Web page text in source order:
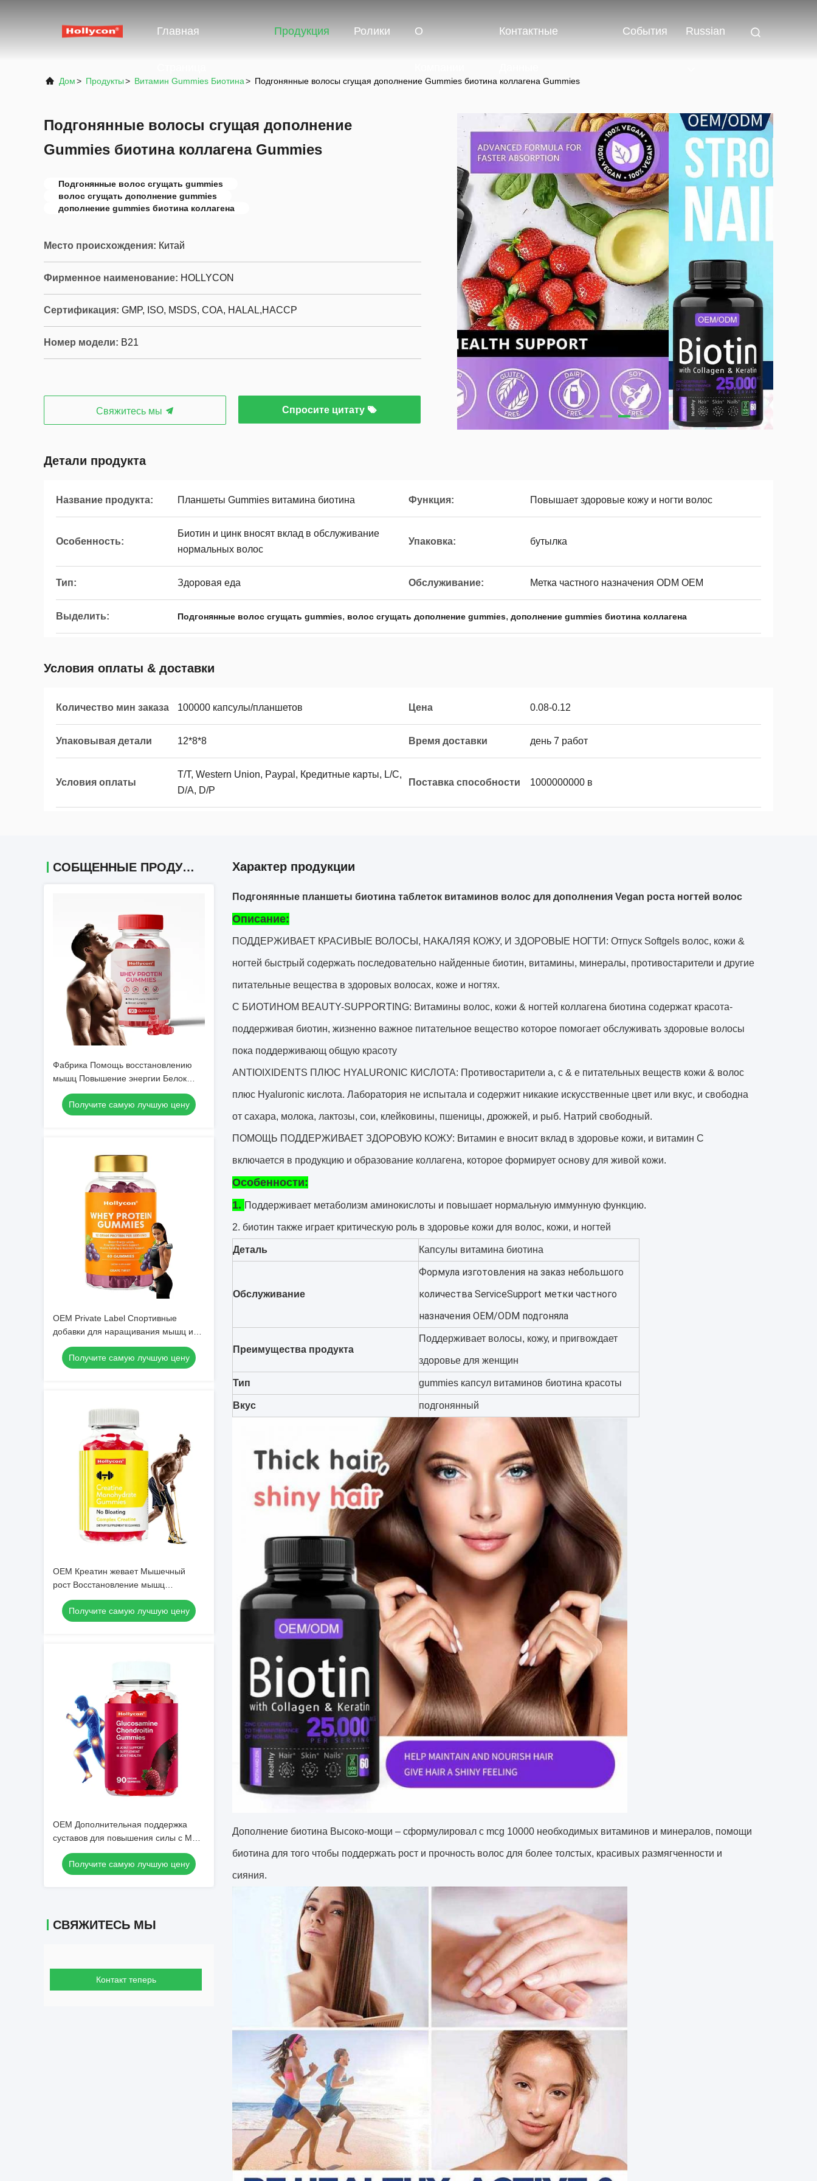
Главная Продукция Ролики О Контактные События Russian
Дом> Продукты> Витамин Gummies Биотина> Подгонянные волосы сгущая дополнение Gummies биотина коллагена Gummies
Подгонянные волосы сгущая дополнение
Gummies биотина коллагена Gummies
Подгонянные волос сгущать gummies
волос сгущать дополнение gummies
дополнение gummies биотина коллагена
Место происхождения: Китай
Фирменное наименование: HOLLYCON
Сертификация: GMP, ISO, MSDS, COA, HALAL,HACCP
Номер модели: B21
Свяжитесь мы Спросите цитату
Детали продукта
Название продукта: Планшеты Gummies витамина биотина Функция: Повышает здоровые кожу и ногти волос
Особенность:
Биотин и цинк вносят вклад в обслуживание
нормальных волос
Упаковка: бутылка
Тип: Здоровая еда Обслуживание: Метка частного назначения ODM OEM
Выделить: Подгонянные волос сгущать gummies, волос сгущать дополнение gummies, дополнение gummies биотина коллагена
Условия оплаты & доставки
Количество мин заказа 100000 капсулы/планшетов Цена 0.08-0.12
Упаковывая детали 12*8*8 Время доставки день 7 работ
Условия оплаты
T/T, Western Union, Paypal, Кредитные карты, L/C,
D/A, D/P
Поставка способности 1000000000 в
СОБЩЕННЫЕ ПРОДУКТЫ
Фабрика Помощь восстановлению
мышц Повышение энергии Белок
сывороточного порошка
Сывороточный белок Добавка после
тренировки Добавка Сывороточный
Получите самую лучшую цену
OEM Private Label Спортивные
добавки для наращивания мышц и
восстановления метаболизма и
энергии
Получите самую лучшую цену
OEM Креатин жевает Мышечный
рост Восстановление мышц
Восстановление тренировки
Анаэробная выносливость Без
вздутия
Получите самую лучшую цену
OEM Дополнительная поддержка
суставов для повышения силы с MSM
& Elderberry Гибкость Глюкозамин
Хондроитин Gummies
Получите самую лучшую цену
СВЯЖИТЕСЬ МЫ
Контакт теперь
Характер продукции
Подгонянные планшеты биотина таблеток витаминов волос для дополнения Vegan роста ногтей волос
Описание:
ПОДДЕРЖИВАЕТ КРАСИВЫЕ ВОЛОСЫ, НАКАЛЯЯ КОЖУ, И ЗДОРОВЫЕ НОГТИ: Отпуск Softgels волос, кожи &
ногтей быстрый содержать последовательно найденные биотин, витамины, минералы, противостарители и другие
питательные вещества в здоровых волосах, коже и ногтях.
С БИОТИНОМ BEAUTY-SUPPORTING: Витамины волос, кожи & ногтей коллагена биотина содержат красота-
поддерживая биотин, жизненно важное питательное вещество которое помогает обслуживать здоровые волосы
пока поддерживающ общую красоту
ANTIOIXIDENTS ПЛЮС HYALURONIC КИСЛОТА: Противостарители a, c & e питательных веществ кожи & волос
плюс Hyaluronic кислота. Лаборатория не испытала и содержит никакие искусственные цвет или вкус, и свободна
от сахара, молока, лактозы, сои, клейковины, пшеницы, дрожжей, и рыб. Натрий свободный.
ПОМОЩЬ ПОДДЕРЖИВАЕТ ЗДОРОВУЮ КОЖУ: Витамин e вносит вклад в здоровье кожи, и витамин C
включается в продукцию и образование коллагена, которое формирует основу для живой кожи.
Особенности:
1. Поддерживает метаболизм аминокислоты и повышает нормальную иммунную функцию.
2. биотин также играет критическую роль в здоровье кожи для волос, кожи, и ногтей
Деталь Капсулы витамина биотина
Обслуживание
Формула изготовления на заказ небольшого
количества ServiceSupport метки частного
назначения OEM/ODM подгоняла
Преимущества продукта
Поддерживает волосы, кожу, и пригвождает
здоровье для женщин
Тип gummies капсул витаминов биотина красоты
Вкус подгонянный
Дополнение биотина Высоко-мощи – сформулировал с mcg 10000 необходимых витаминов и минералов, помощи
биотина для того чтобы поддержать рост и прочность волос для более толстых, красивых размягченности и
сияния.